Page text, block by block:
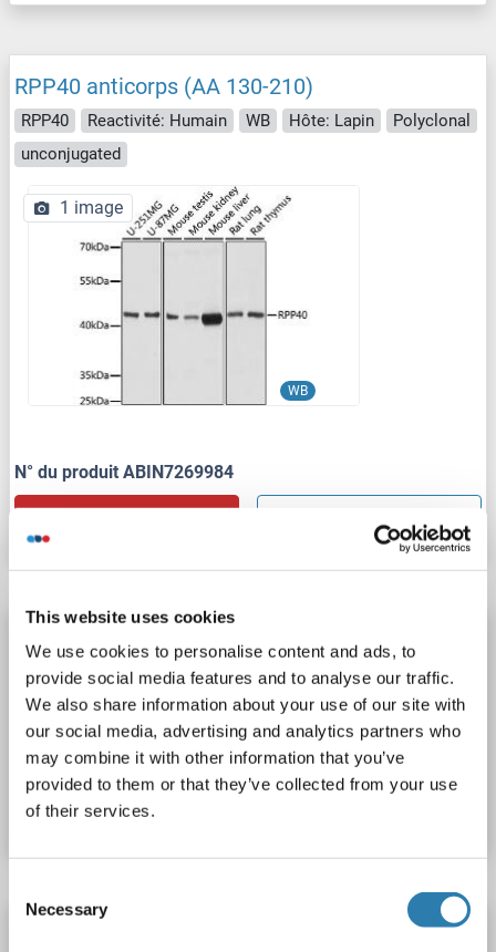
This website uses cookies
We use cookies to personalise content and ads, to
provide social media features and to analyse our traffic.
We also share information about your use of our site with
our social media, advertising and analytics partners who
may combine it with other information that you’ve
provided to them or that they’ve collected from your use
of their services.
Selection
Necessary
RPP40 anticorps (AA 130-210)
RPP40 Reactivité: Humain WB Hôte: Lapin
Polyclonal
unconjugated
WB
1 image
N° du produit ABIN7269984
Fiche technique
RPP40 Reactivité: Humain WB Hôte: Lapin
Polyclonal
unconjugated
N° du produit ABIN2627708
Fiche technique